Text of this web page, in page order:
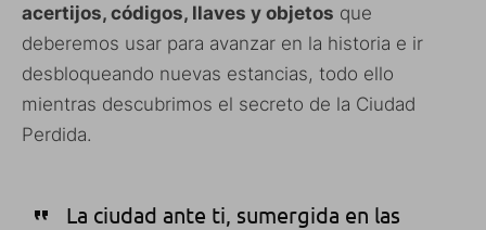
acertijos, códigos, llaves y objetos que
deberemos usar para avanzar en la historia e ir
desbloqueando nuevas estancias, todo ello
mientras descubrimos el secreto de la Ciudad
Perdida.
La ciudad ante ti, sumergida en las